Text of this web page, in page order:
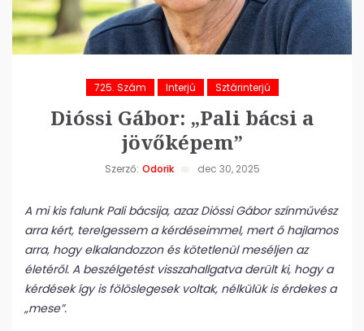
725. Szám Interjú Sztárinterjú
Dióssi Gábor: „Pali bácsi a
jövőképem”
Szerző: Odorik dec 30, 2025
A mi kis falunk Pali bácsija, azaz Dióssi Gábor színművész
arra kért, terelgessem a kérdéseimmel, mert ő hajlamos
arra, hogy elkalandozzon és kötetlenül meséljen az
életéről. A beszélgetést visszahallgatva derült ki, hogy a
kérdések így is fölöslegesek voltak, nélkülük is érdekes a
„mese”.